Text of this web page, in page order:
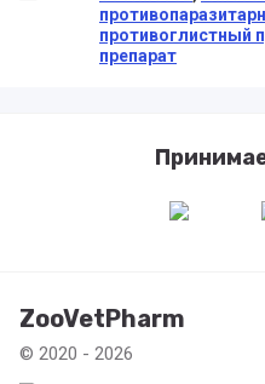
противоглистный
препарат
ZooVetPharm
© 2020 - 2026